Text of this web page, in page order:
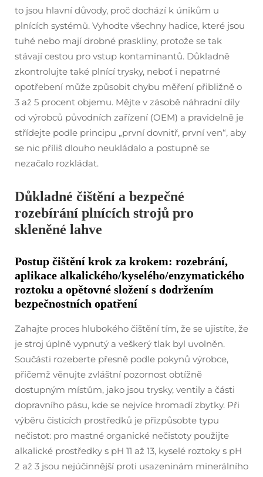
to jsou hlavní důvody, proč dochází k únikům u
plnících systémů. Vyhoďte všechny hadice, které jsou
tuhé nebo mají drobné praskliny, protože se tak
stávají cestou pro vstup kontaminantů. Důkladně
zkontrolujte také plnící trysky, neboť i nepatrné
opotřebení může způsobit chybu měření přibližně o
3 až 5 procent objemu. Mějte v zásobě náhradní díly
od výrobců původních zařízení (OEM) a pravidelně je
střídejte podle principu „první dovnitř, první ven“, aby
se nic příliš dlouho neukládalo a postupně se
nezačalo rozkládat.
Důkladné čištění a bezpečné
rozebírání plnících strojů pro
skleněné lahve
Postup čištění krok za krokem: rozebrání,
aplikace alkalického/kyselého/enzymatického
roztoku a opětovné složení s dodržením
bezpečnostních opatření
Zahajte proces hlubokého čištění tím, že se ujistíte, že
je stroj úplně vypnutý a veškerý tlak byl uvolněn.
Součásti rozeberte přesně podle pokynů výrobce,
přičemž věnujte zvláštní pozornost obtížně
dostupným místům, jako jsou trysky, ventily a části
dopravního pásu, kde se nejvíce hromadí zbytky. Při
výběru čisticích prostředků je přizpůsobte typu
nečistot: pro mastné organické nečistoty použijte
alkalické prostředky s pH 11 až 13, kyselé roztoky s pH
2 až 3 jsou nejúčinnější proti usazeninám minerálního